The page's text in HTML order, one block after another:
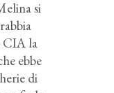
si
CIA la
ebbe
di